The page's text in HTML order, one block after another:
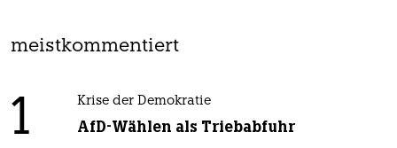
meistkommentiert
1 Krise der Demokratie
AfD-Wählen als Triebabfuhr